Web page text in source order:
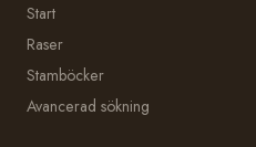
Start
Raser
Stamböcker
Avancerad sökning